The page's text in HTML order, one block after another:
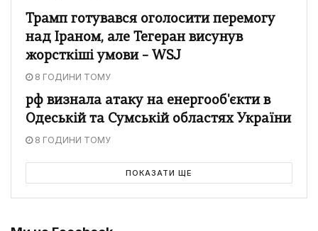
Трамп готувався оголосити перемогу
над Іраном, але Тегеран висунув
жорсткіші умови – WSJ
8 ГОДИНИ ТОМУ
рф визнала атаку на енергооб'єкти в
Одеській та Сумській областях України
8 ГОДИНИ ТОМУ
ПОКАЗАТИ ЩЕ